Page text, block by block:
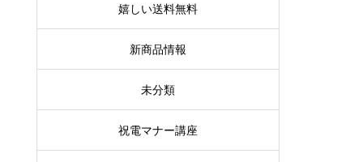
嬉しい送料無料
新商品情報
未分類
祝電マナー講座